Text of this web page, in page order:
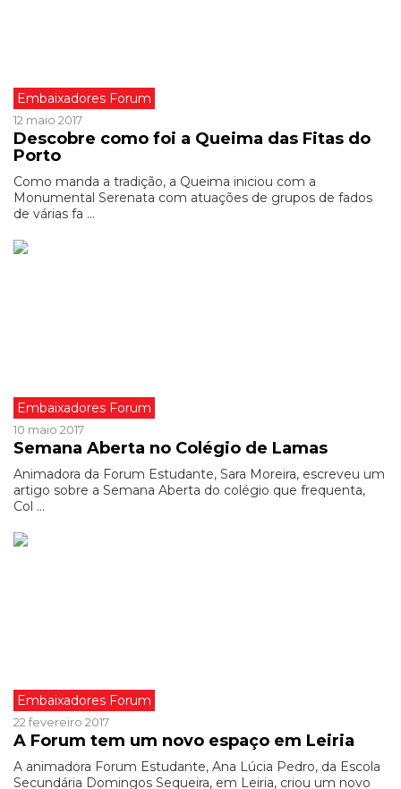
Embaixadores Forum
12 maio 2017
Descobre como foi a Queima das Fitas do
Porto
Como manda a tradição, a Queima iniciou com a
Monumental Serenata com atuações de grupos de fados
de várias fa ...
Embaixadores Forum
10 maio 2017
Semana Aberta no Colégio de Lamas
Animadora da Forum Estudante, Sara Moreira, escreveu um
artigo sobre a Semana Aberta do colégio que frequenta,
Col ...
Embaixadores Forum
22 fevereiro 2017
A Forum tem um novo espaço em Leiria
A animadora Forum Estudante, Ana Lúcia Pedro, da Escola
Secundária Domingos Sequeira, em Leiria, criou um novo